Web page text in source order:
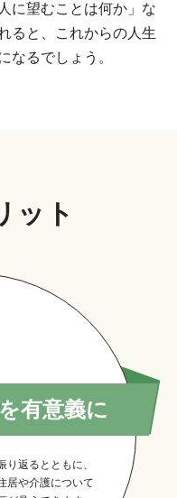
に望むことは何か」な
ると、これからの人生
なるでしょう。
ット
有意義に
返るとともに、
居や介護について